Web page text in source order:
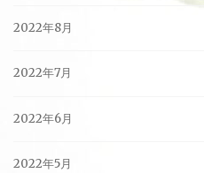
2022年8月
2022年7月
2022年6月
2022年5月